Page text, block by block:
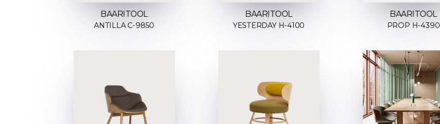
BAARITOOL
ANTILLA C-9850
BAARITOOL
YESTERDAY H-4100
BAARITOOL
PROP H-4390